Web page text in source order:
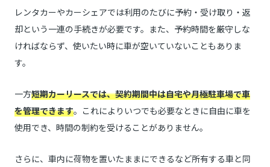
レンタカーやカーシェアでは利用のたびに予約・受け取り・返
却という一連の手続きが必要です。また、予約時間を厳守しな
ければならず、使いたい時に車が空いていないこともありま
す。
一方短期カーリースでは、契約期間中は自宅や月極駐車場で車
を管理できます。これによりいつでも必要なときに自由に車を
使用でき、時間の制約を受けることがありません。
さらに、車内に荷物を置いたままにできるなど所有する車と同